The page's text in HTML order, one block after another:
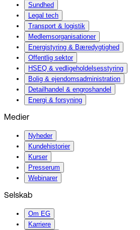
Sundhed
Legal tech
Transport & logistik
Medlemsorganisationer
Energistyring & Bæredygtighed
Offentlig sektor
HSEQ & vedligeholdelsesstyring
Bolig & ejendomsadministration
Detailhandel & engroshandel
Energi & forsyning
Medier
Nyheder
Kundehistorier
Kurser
Presserum
Webinarer
Selskab
Om EG
Karriere